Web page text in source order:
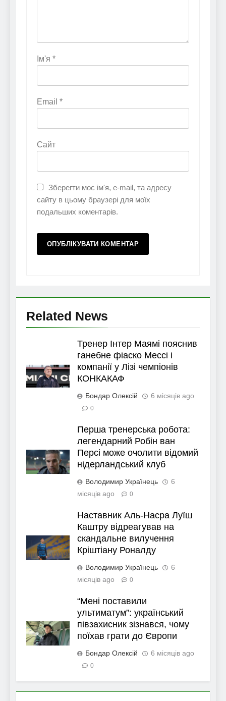
Ім'я *
Email *
Сайт
Зберегти моє ім'я, e-mail, та адресу
сайту в цьому браузері для моїх
подальших коментарів.
Related News
Тренер Інтер Маямі пояснив
ганебне фіаско Мессі і
компанії у Лізі чемпіонів
КОНКАКАФ
Бондар Олексій 6 місяців ago
0
Перша тренерська робота:
легендарний Робін ван
Персі може очолити відомий
нідерландський клуб
Володимир Українець
6
місяців ago
0
Наставник Аль-Насра Луїш
Каштру відреагував на
скандальне вилучення
Кріштіану Роналду
Володимир Українець
6
місяців ago
0
“Мені поставили
ультиматум”: український
півзахисник зізнався, чому
поїхав грати до Європи
Бондар Олексій 6 місяців ago
0